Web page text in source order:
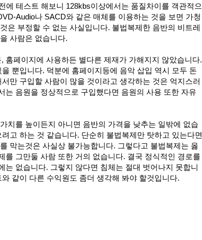
에 테스트 해보니 128kbs이상에서는 품질차이를 객관적으
Audio나 SACD와 같은 매체를 이용하는 것을 보면 가청
은 부정할 수 없는 사실입니다. 불법복제한 음반의 비트레
사람은 없습니다.
페이지에 사용하든 별다른 제재가 가해지지 않았습니다.
뿐입니다. 덕분에 홈페이지등에 음악 삽입 역시 모두 돈
만 구입할 사람이 많을 것이라고 생각하는 것은 억지스러
는 음원을 정상적으로 구입했다면 음원의 사용 또한 자유
치를 높이든지 아니면 음반의 가격을 낮추는 일밖에 없습
고 하는 것 같습니다. 단순히 불법복제만 탓하고 있는다면
막는것은 사실상 불가능합니다. 그렇다고 불법복제는 옳
를 그만둘 사람 또한 거의 없습니다. 결국 정식적인 경로를
없습니다. 그렇지 않다면 침체는 절대 벗어나지 못합니
같이 다른 수익원도 좀더 생각해 봐야 할것입니다.